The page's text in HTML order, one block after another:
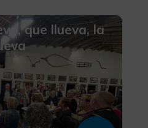
que llueva, la